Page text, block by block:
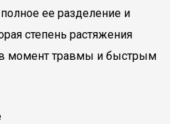
ее разделение и
степень растяжения
в момент травмы и быстрым